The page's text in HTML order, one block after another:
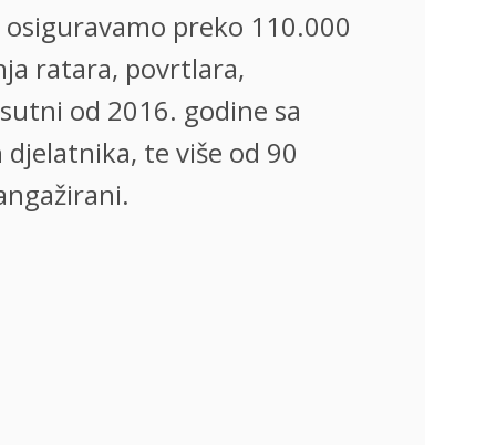
preko 110.000
ratara, povrtlara,
od 2016. godine sa
te više od 90